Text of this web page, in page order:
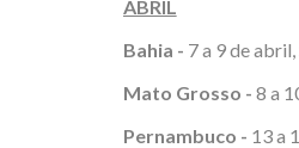
ABRIL
Bahia - 7 a 9 de
Mato Grosso - 8 a
Pernambuco - 13 a